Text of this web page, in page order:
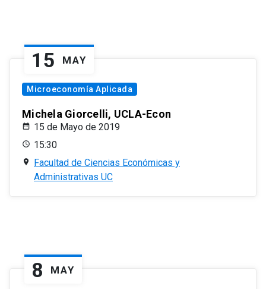
15 MAY
Microeconomía Aplicada
Michela Giorcelli, UCLA-Econ
15 de Mayo de 2019
15:30
Facultad de Ciencias Económicas y
Administrativas UC
8 MAY